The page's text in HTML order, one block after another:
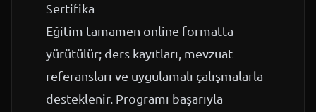
Sertifika
Eğitim tamamen online formatta
yürütülür; ders kayıtları, mevzuat
referansları ve uygulamalı çalışmalarla
desteklenir. Programı başarıyla